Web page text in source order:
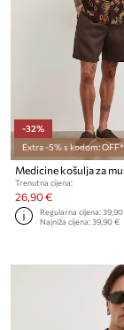
-32%
Extra -5% s kodom: OFF*
Trenutna cijena:
26,90 €
Regularna cijena:
Najniža cijena:39,90 €